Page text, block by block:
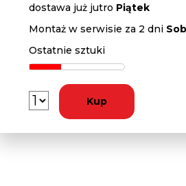
dostawa już jutro Piątek
Montaż w serwisie za 2 dni
Ostatnie sztuki
Kup